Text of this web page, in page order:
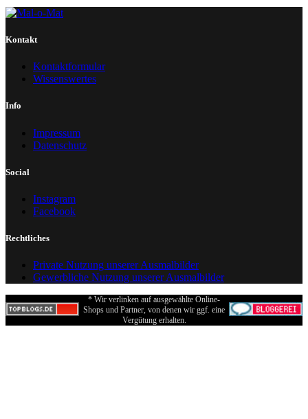
Kontakt
Kontaktformular
Wissenswertes
Info
Impressum
Datenschutz
Social
Instagram
Facebook
Rechtliches
Private Nutzung unserer Ausmalbilder
Gewerbliche Nutzung unserer Ausmalbilder
* Wir verlinken auf ausgewählte Online-
Shops und Partner, von denen wir ggf. eine
Vergütung erhalten.